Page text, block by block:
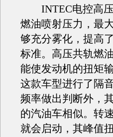
INTEC电控高压
燃油喷射压力，最
够充分雾化，提高
标准。高压共轨燃
能使发动机的扭矩
这款车型进行了隔
频率做出判断外，
的汽油车相似。转
就会启动，其峰值